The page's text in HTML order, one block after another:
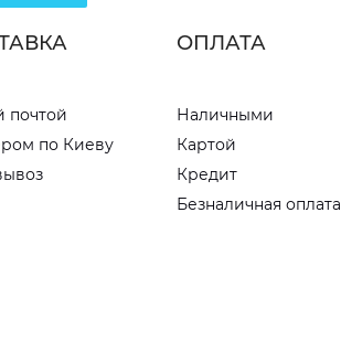
почтой
по Киеву
ОПЛАТА
Наличными
Картой
Кредит
Безналичная оплата